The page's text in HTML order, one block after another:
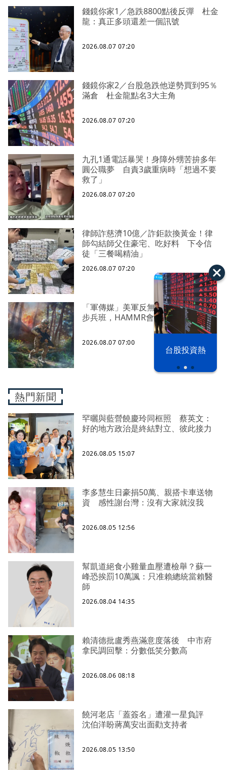
以色列 穹頂
台股投資熱
錢鏡你家1／急跌8800點後反彈 杜金
龍：真正多頭還差一個訊號
2026.08.07 07:20
錢鏡你家2／台股急跌他逆勢買到95％
滿倉 杜金龍點名3大主角
2026.08.07 07:20
九孔1通電話暴哭！身障外甥苦拚多年
圓公職夢 自責3歲重病時「想過不要
救了」
2026.08.07 07:20
律師詐慈濟10億／詐鉅款換黃金！律
師勾結師父住豪宅、吃好料 下令信
徒「三餐喝精油」
2026.08.07 07:20
「軍傳媒」美軍反無人機能力下放到
步兵班，HAMMR會是解決方案之一？
2026.08.07 07:00
熱門新聞
罕曬與藍營饒慶玲同框照 蔡英文：
好的地方政治是終結對立、彼此接力
2026.08.05 15:07
李多慧生日豪捐50萬、親搭卡車送物
資 感性謝台灣：沒有大家就沒我
2026.08.05 12:56
幫凱道絕食小雞量血壓遭檢舉？蘇一
峰恐挨罰10萬諷：只准賴總統當賴醫
師
2026.08.04 14:35
賴清德批盧秀燕滿意度落後 中市府
拿民調回擊：分數低笑分數高
2026.08.06 08:18
饒河老店「蓋簽名」遭灌一星負評
沈伯洋盼蔣萬安出面勸支持者
2026.08.05 13:50